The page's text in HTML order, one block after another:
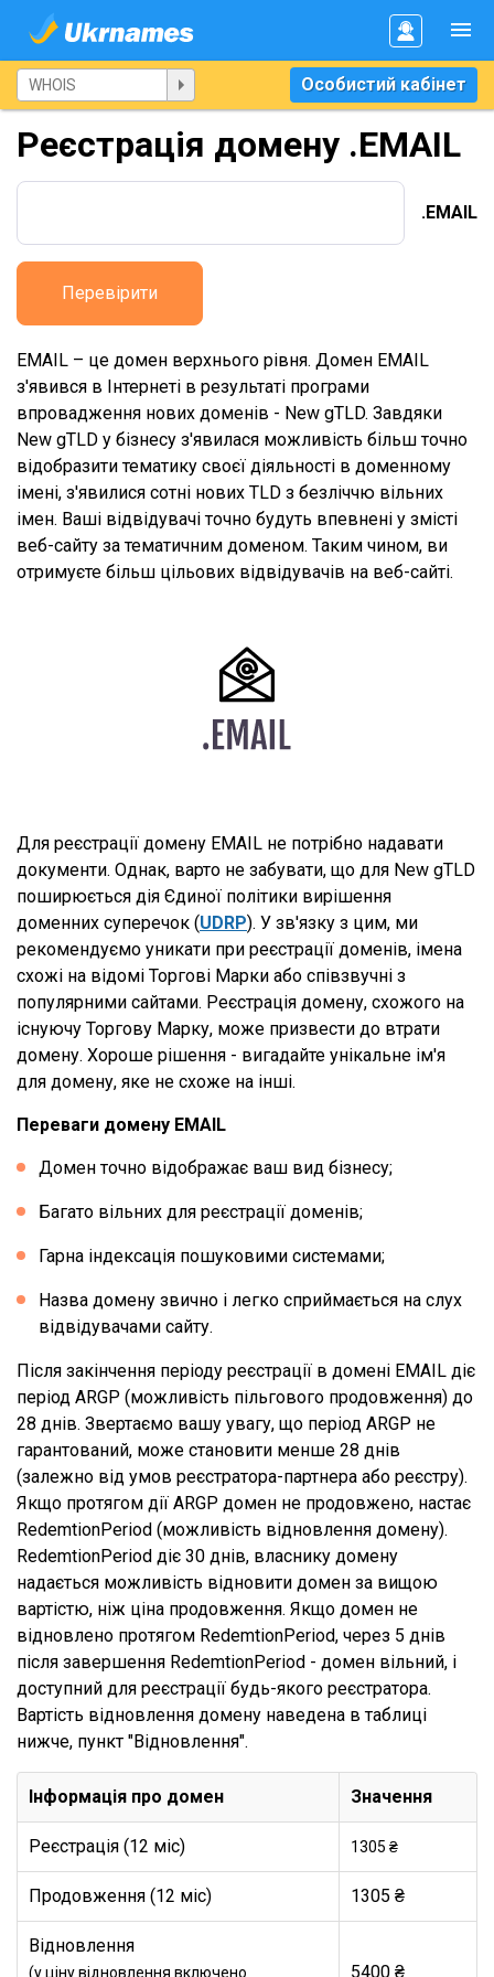
Особистий кабінет
Реєстрація домену .EMAIL
.EMAIL
Перевірити
EMAIL – це домен верхнього рівня. Домен EMAIL
з'явився в Інтернеті в результаті програми
впровадження нових доменів - New gTLD. Завдяки
New gTLD у бізнесу з'явилася можливість більш точно
відобразити тематику своєї діяльності в доменному
імені, з'явилися сотні нових TLD з безліччю вільних
імен. Ваші відвідувачі точно будуть впевнені у змісті
веб-сайту за тематичним доменом. Таким чином, ви
отримуєте більш цільових відвідувачів на веб-сайті.
Для реєстрації домену EMAIL не потрібно надавати
документи. Однак, варто не забувати, що для New gTLD
поширюється дія Єдиної політики вирішення
доменних суперечок (UDRP). У зв'язку з цим, ми
рекомендуємо уникати при реєстрації доменів, імена
схожі на відомі Торгові Марки або співзвучні з
популярними сайтами. Реєстрація домену, схожого на
існуючу Торгову Марку, може призвести до втрати
домену. Хороше рішення - вигадайте унікальне ім'я
для домену, яке не схоже на інші.
Переваги домену EMAIL
Домен точно відображає ваш вид бізнесу;
Багато вільних для реєстрації доменів;
Гарна індексація пошуковими системами;
Назва домену звично і легко сприймається на слух
відвідувачами сайту.
Після закінчення періоду реєстрації в домені EMAIL діє
період ARGP (можливість пільгового продовження) до
28 днів. Звертаємо вашу увагу, що період ARGP не
гарантований, може становити менше 28 днів
(залежно від умов реєстратора-партнера або реєстру).
Якщо протягом дії ARGP домен не продовжено, настає
RedemtionPeriod (можливість відновлення домену).
RedemtionPeriod діє 30 днів, власнику домену
надається можливість відновити домен за вищою
вартістю, ніж ціна продовження. Якщо домен не
відновлено протягом RedemtionPeriod, через 5 днів
після завершення RedemtionPeriod - домен вільний, і
доступний для реєстрації будь-якого реєстратора.
Вартість відновлення домену наведена в таблиці
нижче, пункт "Відновлення".
Інформація про домен Значення
Реєстрація (12 міс) 1305 ₴
Продовження (12 міс) 1305 ₴
Відновлення
(у ціну відновлення включено 5400 ₴